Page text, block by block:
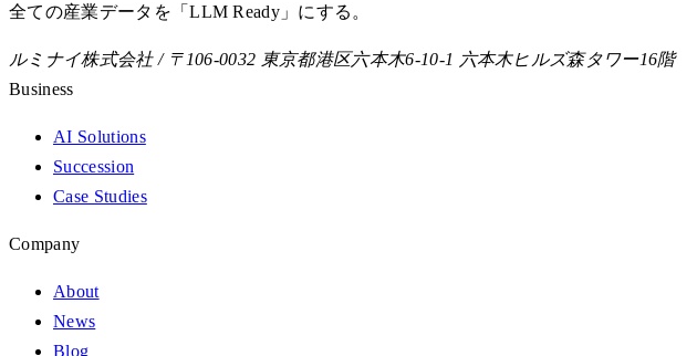
全ての産業データを「LLM Ready」にする。
ルミナイ株式会社 / 〒106-0032 東京都港区六本木6-10-1 六本木ヒルズ森タワー16階
Business
AI Solutions
Succession
Case Studies
Company
About
News
Blog